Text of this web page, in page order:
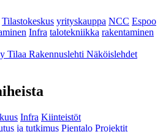
Tilastokeskus yrityskauppa NCC Espoo
Infra talotekniikka rakentaminen
Tilaa Rakennuslehti Näköislehdet
Infra Kiinteistöt
ja tutkimus Pientalo Projektit